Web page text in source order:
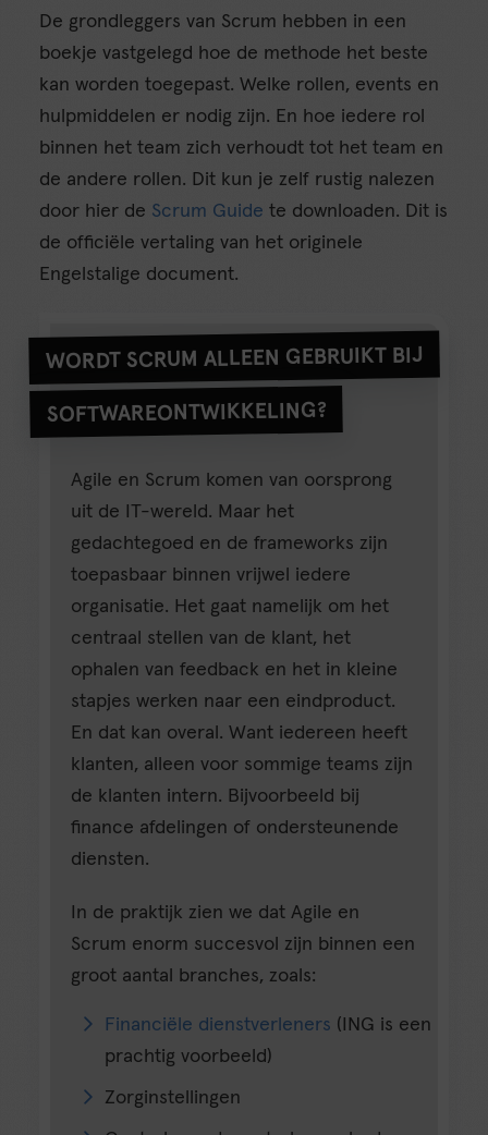
De grondleggers van Scrum hebben in een
boekje vastgelegd hoe de methode het beste
kan worden toegepast. Welke rollen, events en
hulpmiddelen er nodig zijn. En hoe iedere rol
binnen het team zich verhoudt tot het team en
de andere rollen. Dit kun je zelf rustig nalezen
door hier de Scrum Guide te downloaden. Dit is
de officiële vertaling van het originele
Engelstalige document.
WORDT SCRUM ALLEEN GEBRUIKT BIJ
SOFTWAREONTWIKKELING?
Agile en Scrum komen van oorsprong
uit de IT-wereld. Maar het
gedachtegoed en de frameworks zijn
toepasbaar binnen vrijwel iedere
organisatie. Het gaat namelijk om het
centraal stellen van de klant, het
ophalen van feedback en het in kleine
stapjes werken naar een eindproduct.
En dat kan overal. Want iedereen heeft
klanten, alleen voor sommige teams zijn
de klanten intern. Bijvoorbeeld bij
finance afdelingen of ondersteunende
diensten.
In de praktijk zien we dat Agile en
Scrum enorm succesvol zijn binnen een
groot aantal branches, zoals:
Financiële dienstverleners (ING is een
prachtig voorbeeld)
Zorginstellingen